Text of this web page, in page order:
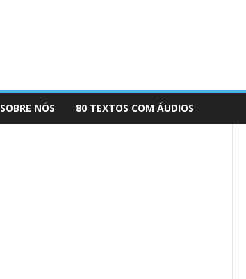
SOBRE NÓS 80 TEXTOS COM ÁUDIOS